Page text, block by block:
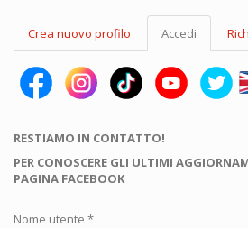
primarie
Crea nuovo profilo Accedi (scheda
attiva)
RESTIAMO IN CONTATTO!
PER CONOSCERE GLI ULTIMI
PAGINA FACEBOOK
Nome utente *